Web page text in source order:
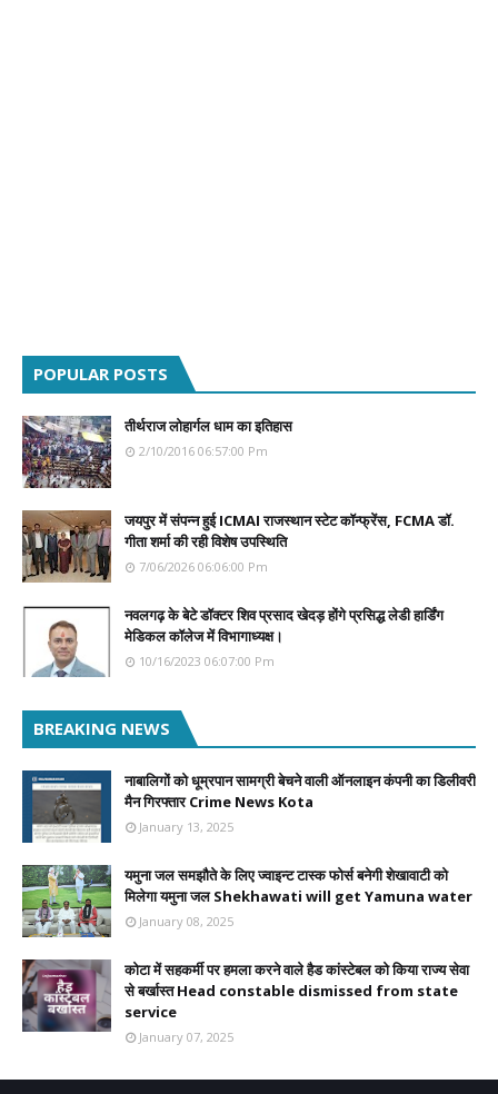
POPULAR POSTS
तीर्थराज लोहार्गल धाम का इतिहास
2/10/2016 06:57:00 Pm
जयपुर में संपन्न हुई ICMAI राजस्थान स्टेट कॉन्फ्रेंस, FCMA डॉ.
गीता शर्मा की रही विशेष उपस्थिति
7/06/2026 06:06:00 Pm
नवलगढ़ के बेटे डॉक्टर शिव प्रसाद खेदड़ होंगे प्रसिद्ध लेडी हार्डिंग
मेडिकल कॉलेज में विभागाध्यक्ष।
10/16/2023 06:07:00 Pm
BREAKING NEWS
नाबालिगों को धूम्रपान सामग्री बेचने वाली ऑनलाइन कंपनी का डिलीवरी
मैन गिरफ्तार Crime News Kota
January 13, 2025
यमुना जल समझौते के लिए ज्वाइन्ट टास्क फोर्स बनेगी शेखावाटी को
मिलेगा यमुना जल Shekhawati will get Yamuna water
January 08, 2025
कोटा में सहकर्मी पर हमला करने वाले हैड कांस्टेबल को किया राज्य सेवा
से बर्खास्त Head constable dismissed from state
service
January 07, 2025